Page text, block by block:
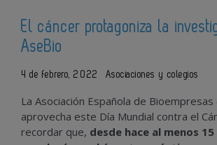
El cáncer protagoniza la
AseBio
4 de febrero, 2022 Asociaciones y colegios
La Asociación Española de Bioempresas
aprovecha este Día Mundial contra el
recordar que, desde hace al menos